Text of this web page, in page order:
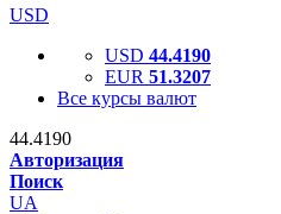
USD
USD 44.4190
EUR 51.3207
Все курсы валют
44.4190
Авторизация
Поиск
UA